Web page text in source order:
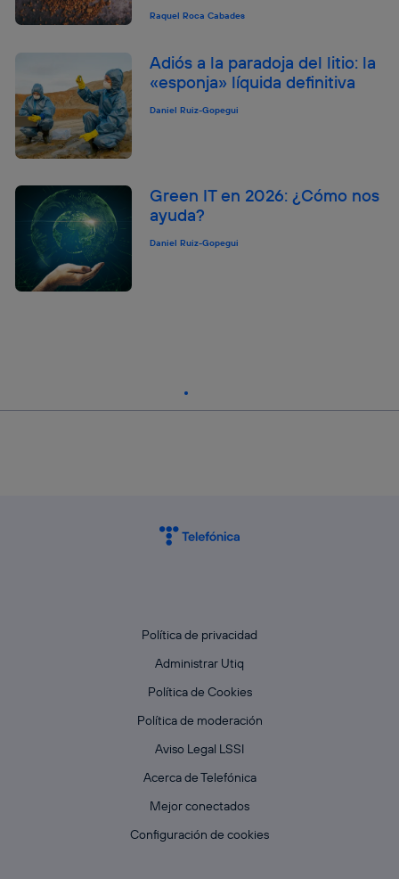
Raquel Roca Cabades
Adiós a la paradoja del litio: la
«esponja» líquida definitiva
Daniel Ruiz-Gopegui
Green IT en 2026: ¿Cómo nos
ayuda?
Daniel Ruiz-Gopegui
Política de privacidad
Administrar Utiq
Política de Cookies
Política de moderación
Aviso Legal LSSI
Acerca de Telefónica
Mejor conectados
Configuración de cookies